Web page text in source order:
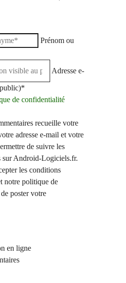
Prénom ou
Adresse e-
de confidentialité
recueille votre
adresse e-mail et votre
de suivre les
sur Android-Logiciels.fr.
les conditions
notre politique de
poster votre
en ligne